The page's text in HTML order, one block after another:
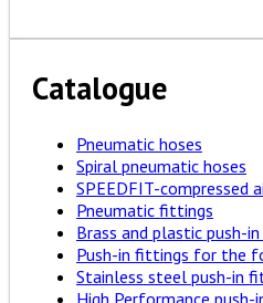
Catalogue
Pneumatic hoses
Spiral pneumatic hoses
SPEEDFIT-compressed
Pneumatic fittings
Brass and plastic push-
Push-in fittings for the
Stainless steel push-in